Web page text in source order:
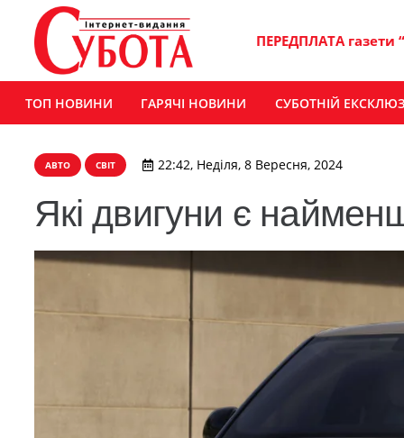
ПЕРЕДПЛАТА газети
ТОП НОВИНИ ГАРЯЧІ НОВИНИ СУБОТНІЙ
АВТО СВІТ 22:42, Неділя, 8 Вересня, 2024
Які двигуни є